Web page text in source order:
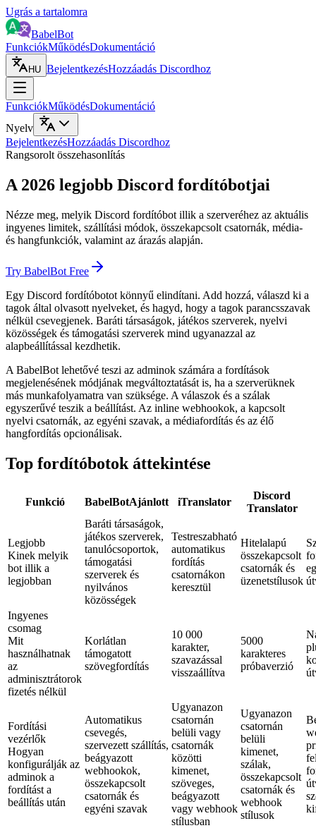
Ugrás a tartalomra
BabelBot
FunkciókMűködésDokumentáció
HU BejelentkezésHozzáadás Discordhoz
FunkciókMűködésDokumentáció
Nyelv
BejelentkezésHozzáadás Discordhoz
Rangsorolt összehasonlítás
A 2026 legjobb Discord fordítóbotjai
Nézze meg, melyik Discord fordítóbot illik a szerveréhez az aktuális
ingyenes limitek, szállítási módok, összekapcsolt csatornák, média-
és hangfunkciók, valamint az árazás alapján.
Try BabelBot Free
Egy Discord fordítóbotot könnyű elindítani. Add hozzá, válaszd ki a
tagok által olvasott nyelveket, és hagyd, hogy a tagok parancsszavak
nélkül csevegjenek. Baráti társaságok, játékos szerverek, nyelvi
közösségek és támogatási szerverek mind ugyanazzal az
alapbeállítással kezdhetik.
A BabelBot lehetővé teszi az adminok számára a fordítások
megjelenésének módjának megváltoztatását is, ha a szerverüknek
más munkafolyamatra van szüksége. A válaszok és a szálak
egyszerűvé teszik a beállítást. Az inline webhookok, a kapcsolt
nyelvi csatornák, az egyéni szavak, a médiafordítás és az élő
hangfordítás opcionálisak.
Top fordítóbotok áttekintése
Funkció BabelBotAjánlott iTranslator
Discord
Translator
Legjobb
Kinek melyik
bot illik a
legjobban
Baráti társaságok,
játékos szerverek,
tanulócsoportok,
támogatási
szerverek és
nyilvános
közösségek
Testreszabható
automatikus
fordítás
csatornákon
keresztül
Hitelalapú
összekapcsolt
csatornák és
üzenetstílusok
Ingyenes
csomag
Mit
használhatnak
az
adminisztrátorok
fizetés nélkül
Korlátlan
támogatott
szövegfordítás
10 000
karakter,
szavazással
visszaállítva
5000
karakteres
próbaverzió
Fordítási
vezérlők
Hogyan
konfigurálják az
adminok a
fordítást a
beállítás után
Automatikus
csevegés,
szervezett szállítás,
beágyazott
webhookok,
összekapcsolt
csatornák és
egyéni szavak
Ugyanazon
csatornán
belüli vagy
csatornák
közötti
kimenet,
szöveges,
beágyazott
vagy webhook
stílusban
Ugyanazon
csatornán
belüli
kimenet,
szálak,
összekapcsolt
csatornák és
webhook
stílusok